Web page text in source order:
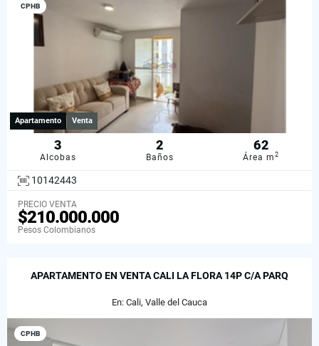
CPHB
Apartamento Venta
3
Alcobas
2
Baños
62
Área m2
10142443
PRECIO VENTA
$210.000.000
Pesos Colombianos
APARTAMENTO EN VENTA CALI LA FLORA 14P C/A PARQ
En: Cali, Valle del Cauca
CPHB